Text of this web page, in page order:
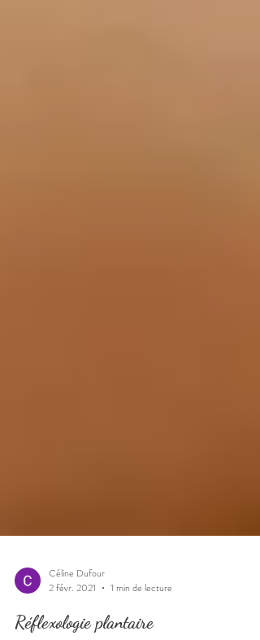
Céline Dufour
2 févr. 2021
1 min de lecture